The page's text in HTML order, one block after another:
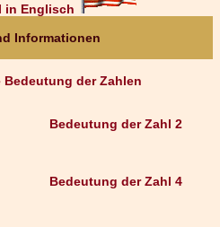
in Englisch
Informationen
Bedeutung der Zahlen
Bedeutung der Zahl 2
Bedeutung der Zahl 4